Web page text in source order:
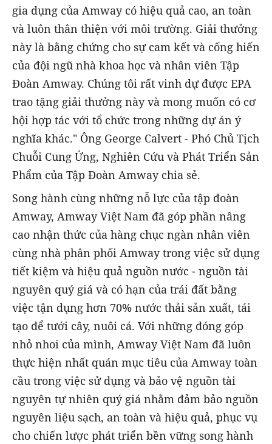
gia dụng của Amway có hiệu quả cao, an toàn
và luôn thân thiện với môi trường. Giải thưởng
này là bằng chứng cho sự cam kết và cống hiến
của đội ngũ nhà khoa học và nhân viên Tập
Đoàn Amway. Chúng tôi rất vinh dự được EPA
trao tặng giải thưởng này và mong muốn có cơ
hội hợp tác với tổ chức trong những dự án ý
nghĩa khác." Ông George Calvert - Phó Chủ Tịch
Chuỗi Cung Ứng, Nghiên Cứu và Phát Triển Sản
Phẩm của Tập Đoàn Amway chia sẻ.
Song hành cùng những nỗ lực của tập đoàn
Amway, Amway Việt Nam đã góp phần nâng
cao nhận thức của hàng chục ngàn nhân viên
cùng nhà phân phối Amway trong việc sử dụng
tiết kiệm và hiệu quả nguồn nước - nguồn tài
nguyên quý giá và có hạn của trái đất bằng
việc tận dụng hơn 70% nước thải sản xuất, tái
tạo để tưới cây, nuôi cá. Với những đóng góp
nhỏ nhoi của mình, Amway Việt Nam đã luôn
thực hiện nhất quán mục tiêu của Amway toàn
cầu trong việc sử dụng và bảo vệ nguồn tài
nguyên tự nhiên quý giá nhằm đảm bảo nguồn
nguyên liệu sạch, an toàn và hiệu quả, phục vụ
cho chiến lược phát triển bền vững song hành